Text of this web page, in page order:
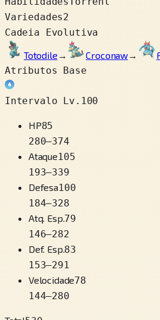
Variedades2
Cadeia Evolutiva
Totodile → Croconaw→
Atributos Base
Intervalo Lv.100
HP85
280–374
Ataque105
193–339
Defesa100
184–328
Atq. Esp.79
146–282
Def. Esp.83
153–291
Velocidade78
144–280